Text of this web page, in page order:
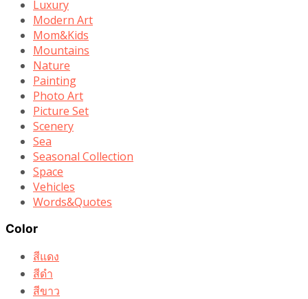
Luxury
Modern Art
Mom&Kids
Mountains
Nature
Painting
Photo Art
Picture Set
Scenery
Sea
Seasonal Collection
Space
Vehicles
Words&Quotes
Color
สีแดง
สีดำ
สีขาว